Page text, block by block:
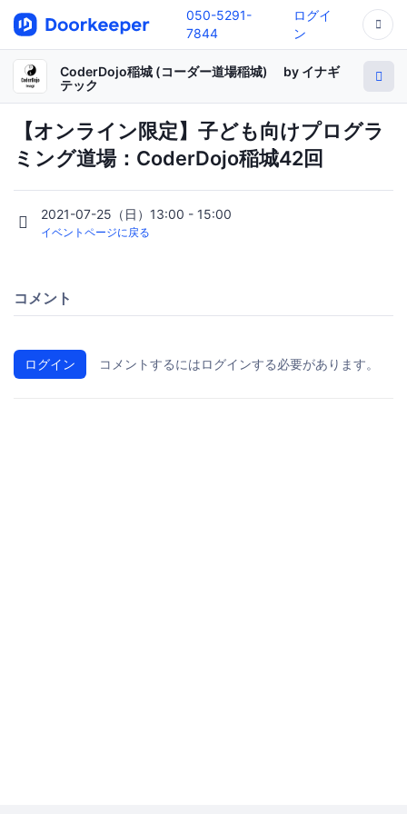
050-5291-
7844
ログイ
ン
CoderDojo稲城 (コーダー道場稲城) by イナギ
テック
【オンライン限定】子ども向けプログラ
ミング道場：CoderDojo稲城42回
2021-07-25（日）13:00 - 15:00
イベントページに戻る
コメント
ログイン コメントするにはログインする必要があります。